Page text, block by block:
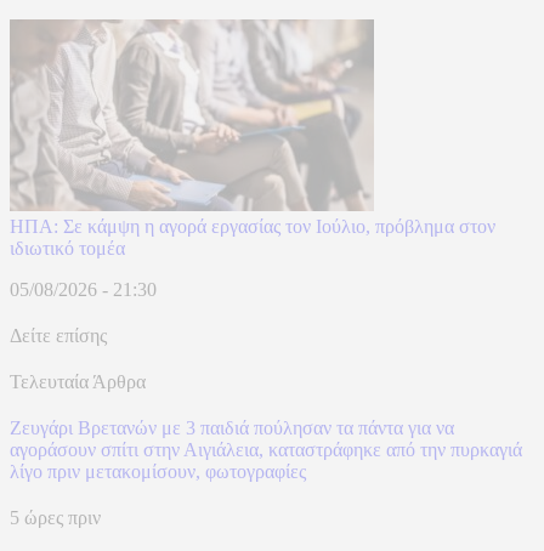
ΗΠΑ: Σε κάμψη η αγορά εργασίας τον Ιούλιο, πρόβλημα στον
ιδιωτικό τομέα
05/08/2026 - 21:30
Δείτε επίσης
Τελευταία Άρθρα
Ζευγάρι Βρετανών με 3 παιδιά πούλησαν τα πάντα για να
αγοράσουν σπίτι στην Αιγιάλεια, καταστράφηκε από την πυρκαγιά
λίγο πριν μετακομίσουν, φωτογραφίες
5 ώρες πριν